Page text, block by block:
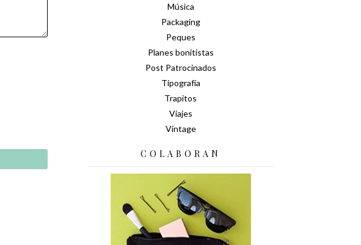
Música
Packaging
Peques
Planes bonitistas
Post Patrocinados
Tipografía
Trapitos
Viajes
Vintage
COLABORAN